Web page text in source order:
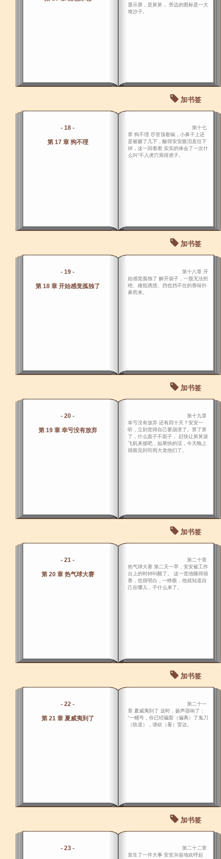
显示屏，是舅舅， 旁边的图标是一大
堆沙子。
加书签
- 18 -
第 17 章 狗不理
第十七
章 狗不理 尽管顶着锅，小鼻子上还
是被砸了几下，酸得安安眼泪直往下
掉，这一回着着 实实的体会了一次什
么叫“不入虎穴焉得虎子。
加书签
- 19 -
第 18 章 开始感觉孤独了
第十八章 开
始感觉孤独了 解开袋子，一股无法拒
绝、难抵诱惑、挡也挡不住的香味扑
鼻而来。
加书签
- 20 -
第 19 章 幸亏没有放弃
第十九章
幸亏没有放弃 还有四十天？安安一
听，立刻觉得自己要崩溃了。算了算
了，什么面子不面子， 赶快让舅舅派
飞机来接吧，如果快的话，今天晚上
就能见到司雨大龙他们了。
加书签
- 21 -
第 20 章 热气球大赛
第二十章
热气球大赛 第二天一早，安安被工作
台上的时钟叫醒了。 这一觉他睡得很
香，也很明白，一睁眼，他就知道自
己在哪儿，干什么来了。
加书签
- 22 -
第 21 章 夏威夷到了
第二十一
章 夏威夷到了 这时，扬声器响了：
“一桶号，你已经骗梨（偏离）了鬼刀
（轨道），请砍（看）雷达。
加书签
- 23 -
第二十二章
发生了一件大事 安安兴奋地欢呼起